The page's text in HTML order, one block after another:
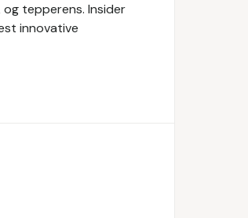
tepperens. Insider
innovative